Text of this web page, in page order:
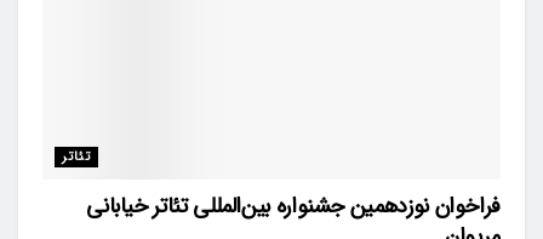
تئاتر
فراخوان نوزدهمین جشنواره بین‌المللی تئاتر خیابانی